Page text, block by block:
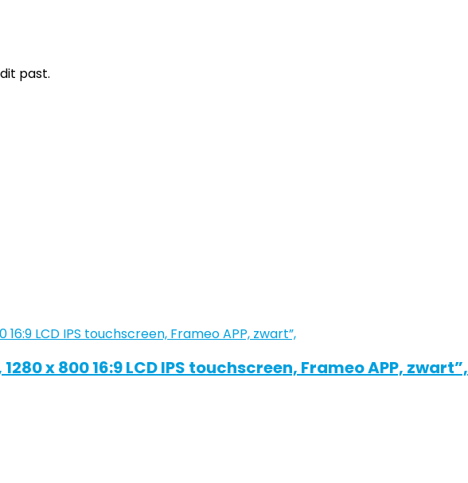
past.
x 800 16:9 LCD IPS touchscreen, Frameo APP, zwart”,